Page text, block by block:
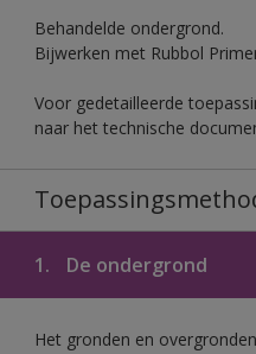
Behandelde ondergrond.
Bijwerken met Rubbol
Voor gedetailleerde
naar het technische
1. De ondergrond
Het gronden en